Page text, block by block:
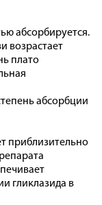
абсорбируется.
возрастает
плато
абсорбции
приблизительно
гликлазида в